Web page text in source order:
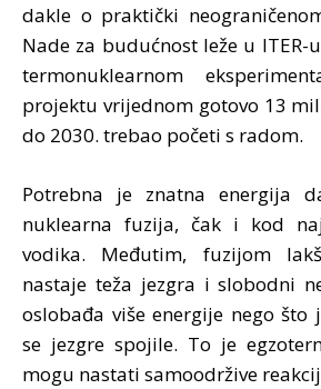
dakle o praktički
Nade za budućnost leže u ITER-
termonuklearnom
projektu vrijednom gotovo 13
do 2030. trebao početi s radom.
Potrebna je znatna energija
nuklearna fuzija, čak i kod
vodika. Međutim, fuzijom
nastaje teža jezgra i slobodni
oslobađa više energije nego
se jezgre spojile. To je
mogu nastati samoodržive